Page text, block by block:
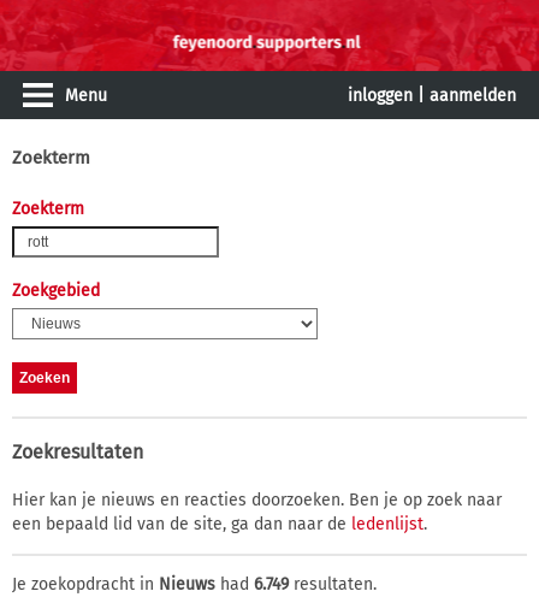
Menu inloggen aanmelden
Zoekterm
Zoekterm
Zoekgebied
Zoekresultaten
Hier kan je nieuws en reacties doorzoeken. Ben je op zoek naar
een bepaald lid van de site, ga dan naar de ledenlijst.
Je zoekopdracht in Nieuws had 6.749resultaten.